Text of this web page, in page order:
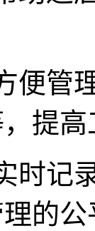
便管
提
时记
的